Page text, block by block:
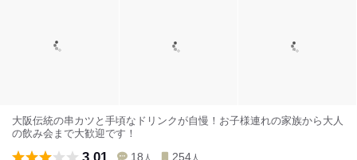
大阪伝統の串カツと手頃なドリンクが自慢！お子様連れの家族から大人
の飲み会まで大歓迎です！
18 人 254 人